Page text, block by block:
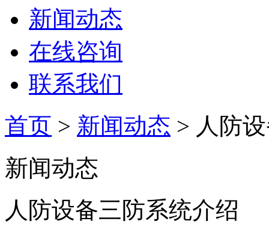
新闻动态
在线咨询
联系我们
首页 > 新闻动态 > 人防
新闻动态
人防设备三防系统介绍